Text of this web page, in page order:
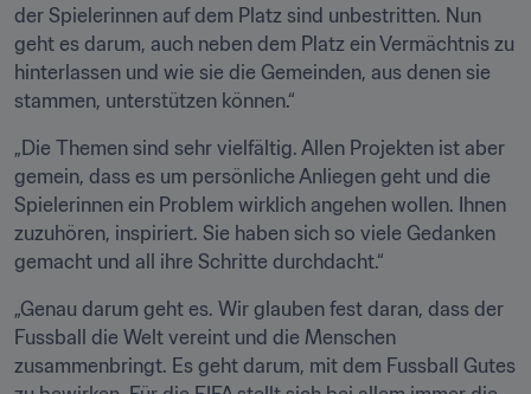
der Spielerinnen auf dem Platz sind unbestritten. Nun
geht es darum, auch neben dem Platz ein Vermächtnis zu
hinterlassen und wie sie die Gemeinden, aus denen sie
stammen, unterstützen können.“
„Die Themen sind sehr vielfältig. Allen Projekten ist aber
gemein, dass es um persönliche Anliegen geht und die
Spielerinnen ein Problem wirklich angehen wollen. Ihnen
zuzuhören, inspiriert. Sie haben sich so viele Gedanken
gemacht und all ihre Schritte durchdacht.“
„Genau darum geht es. Wir glauben fest daran, dass der
Fussball die Welt vereint und die Menschen
zusammenbringt. Es geht darum, mit dem Fussball Gutes